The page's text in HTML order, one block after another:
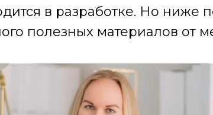
в разработке. Но ниже
полезных материалов от